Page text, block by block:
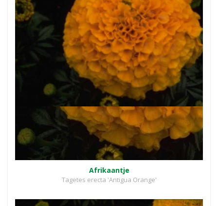
Afrikaantje
Tagetes erecta 'Antigua Orange'